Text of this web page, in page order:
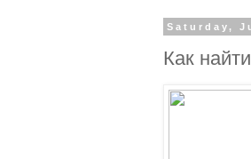
Saturday,
Как